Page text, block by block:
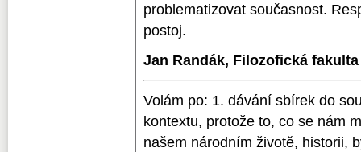
problematizovat současnost.
postoj.
Jan Randák, Filozofická
Volám po: 1. dávání sbírek do
kontextu, protože to, co se nám
našem národním životě, historii,